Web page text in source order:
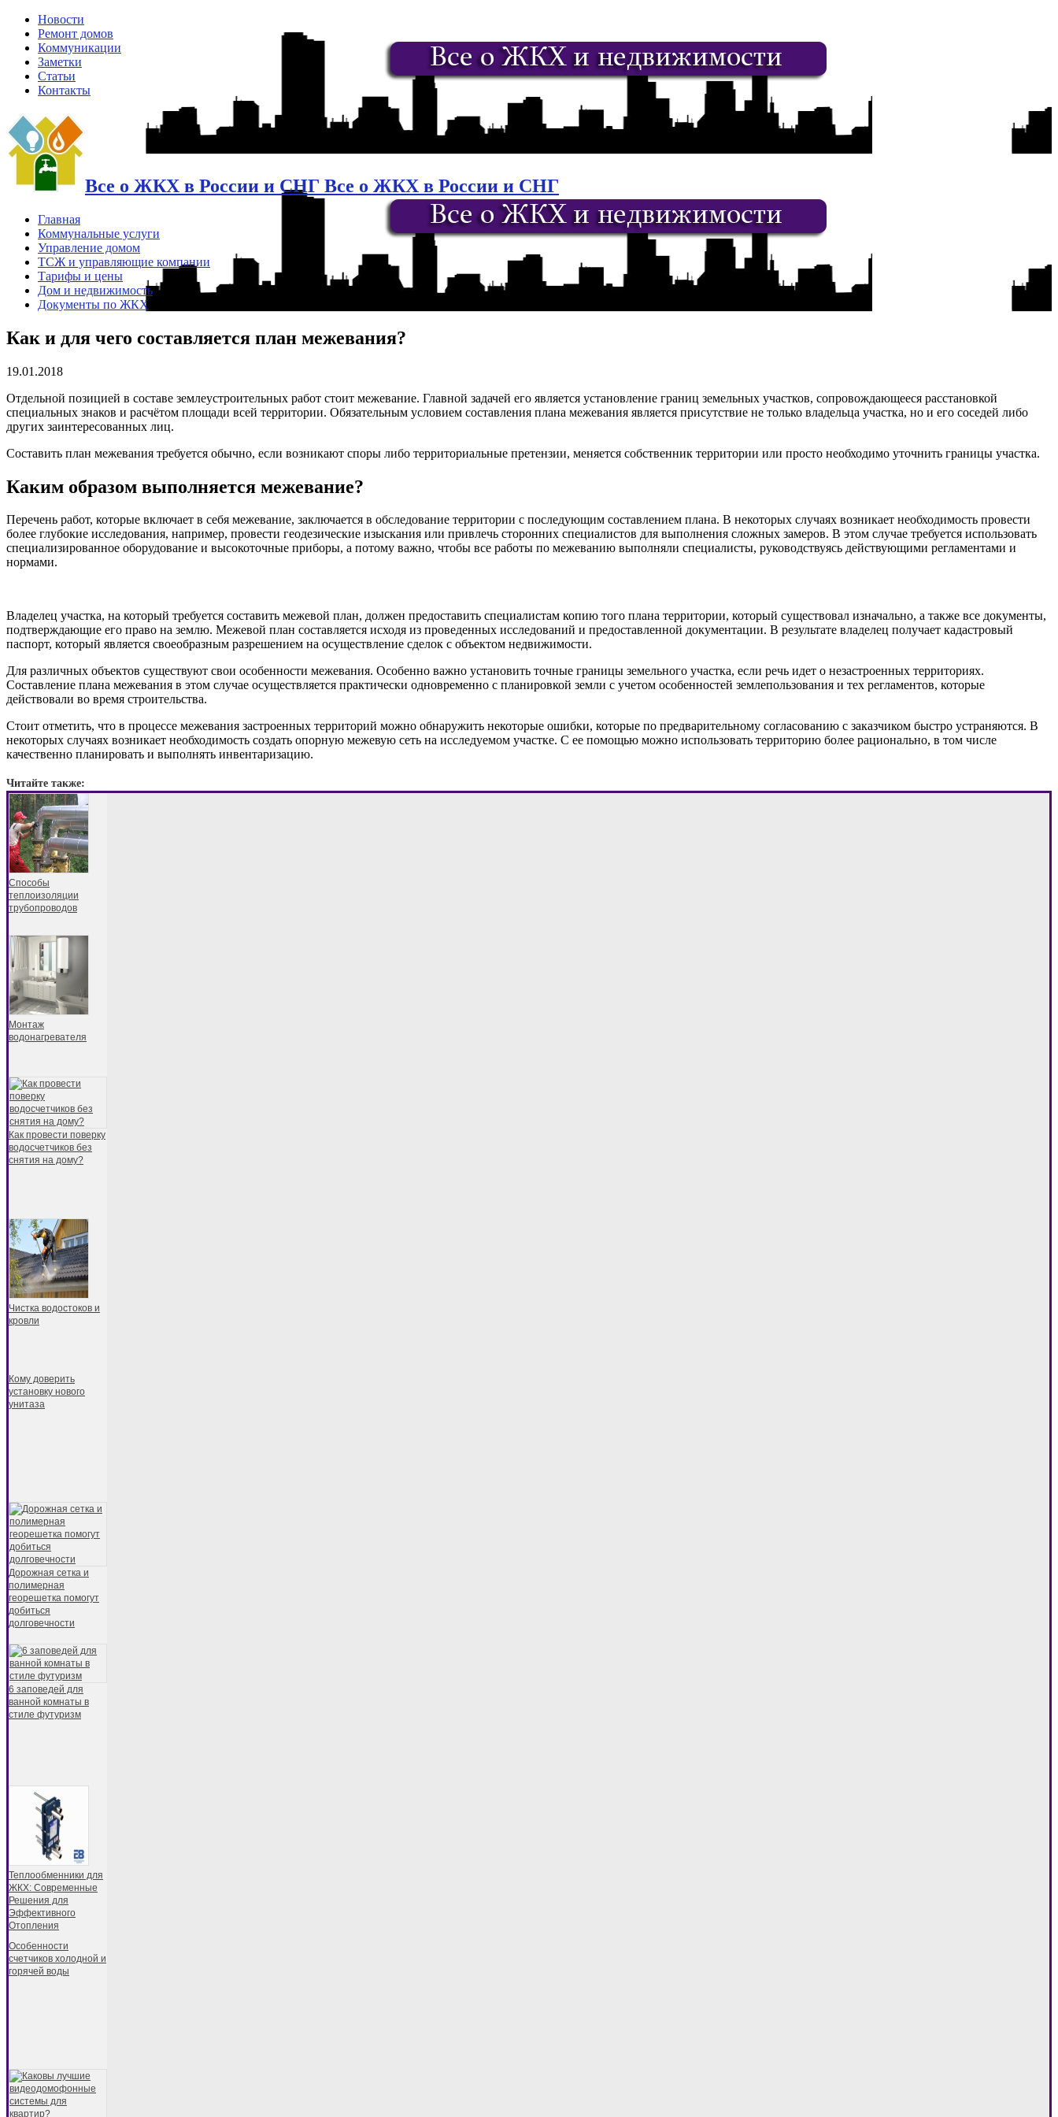
Новости
Ремонт домов
Коммуникации
Заметки
Статьи
Контакты
Все о ЖКХ в России и СНГ Все о ЖКХ в России и СНГ
Главная
Коммунальные услуги
Управление домом
ТСЖ и управляющие компании
Тарифы и цены
Дом и недвижимость
Документы по ЖКХ
Как и для чего составляется план межевания?
19.01.2018
Отдельной позицией в составе землеустроительных работ стоит межевание. Главной задачей его является установление границ земельных участков, сопровождающееся расстановкой
специальных знаков и расчётом площади всей территории. Обязательным условием составления плана межевания является присутствие не только владельца участка, но и его соседей либо
других заинтересованных лиц.
Составить план межевания требуется обычно, если возникают споры либо территориальные претензии, меняется собственник территории или просто необходимо уточнить границы участка.
Каким образом выполняется межевание?
Перечень работ, которые включает в себя межевание, заключается в обследование территории с последующим составлением плана. В некоторых случаях возникает необходимость провести
более глубокие исследования, например, провести геодезические изыскания или привлечь сторонних специалистов для выполнения сложных замеров. В этом случае требуется использовать
специализированное оборудование и высокоточные приборы, а потому важно, чтобы все работы по межеванию выполняли специалисты, руководствуясь действующими регламентами и
нормами.
Владелец участка, на который требуется составить межевой план, должен предоставить специалистам копию того плана территории, который существовал изначально, а также все документы,
подтверждающие его право на землю. Межевой план составляется исходя из проведенных исследований и предоставленной документации. В результате владелец получает кадастровый
паспорт, который является своеобразным разрешением на осуществление сделок с объектом недвижимости.
Для различных объектов существуют свои особенности межевания. Особенно важно установить точные границы земельного участка, если речь идет о незастроенных территориях.
Составление плана межевания в этом случае осуществляется практически одновременно с планировкой земли с учетом особенностей землепользования и тех регламентов, которые
действовали во время строительства.
Стоит отметить, что в процессе межевания застроенных территорий можно обнаружить некоторые ошибки, которые по предварительному согласованию с заказчиком быстро устраняются. В
некоторых случаях возникает необходимость создать опорную межевую сеть на исследуемом участке. С ее помощью можно использовать территорию более рационально, в том числе
качественно планировать и выполнять инвентаризацию.
Читайте также:
Способы
теплоизоляции
трубопроводов
Монтаж
водонагревателя
Как провести поверку
водосчетчиков без
снятия на дому?
Чистка водостоков и
кровли
Кому доверить
установку нового
унитаза
Дорожная сетка и
полимерная
георешетка помогут
добиться
долговечности
6 заповедей для
ванной комнаты в
стиле футуризм
Теплообменники для
ЖКХ: Современные
Решения для
Эффективного
Отопления
Особенности
счетчиков холодной и
горячей воды